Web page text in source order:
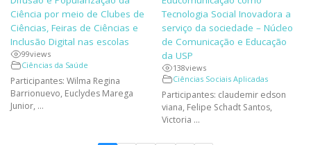
Ciência por meio de Clubes de
Ciências, Feiras de Ciências e
Inclusão Digital nas escolas
99views
Ciências da Saúde
Participantes: Wilma Regina
Barrionuevo, Euclydes Marega
Junior, ...
Tecnologia Social Inovadora a
serviço da sociedade – Núcleo
de Comunicação e Educação
da USP
138views
Ciências Sociais Aplicadas
Participantes: claudemir edson
viana, Felipe Schadt Santos,
Victoria ...